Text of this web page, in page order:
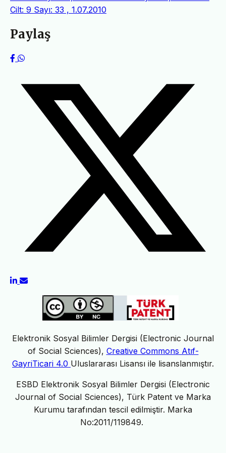
Cilt: 9 Sayı: 33 , 1.07.2010
Paylaş
Elektronik Sosyal Bilimler Dergisi (Electronic Journal
of Social Sciences), Creative Commons Atıf-
GayriTicari 4.0 Uluslararası Lisansı ile lisanslanmıştır.
ESBD Elektronik Sosyal Bilimler Dergisi (Electronic
Journal of Social Sciences), Türk Patent ve Marka
Kurumu tarafından tescil edilmiştir. Marka
No:2011/119849.